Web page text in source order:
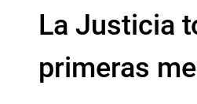
La Justicia
primeras